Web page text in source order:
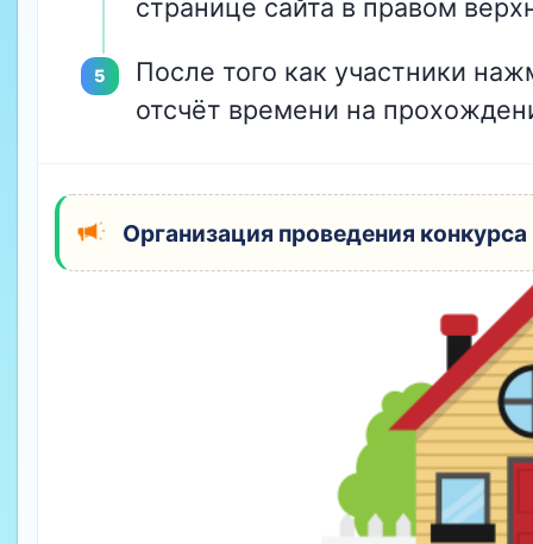
странице сайта в правом
После того как участники
отсчёт времени на
Организация проведения